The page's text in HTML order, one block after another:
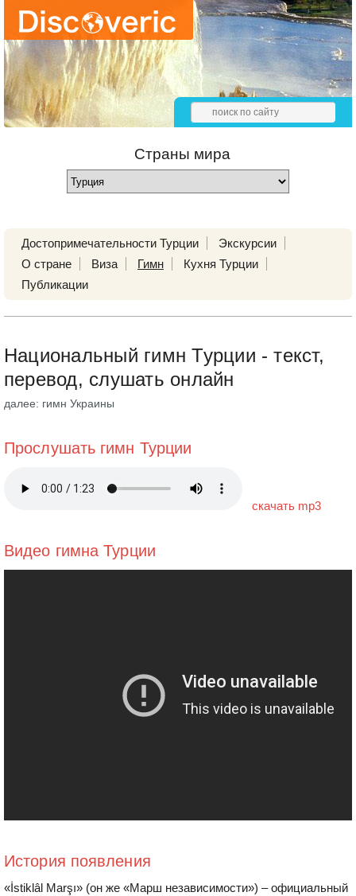
Страны мира
Достопримечательности Турции
Экскурсии
О стране
Виза Гимн
Кухня Турции
Публикации
Национальный гимн Турции - текст,
перевод, слушать онлайн
далее: гимн Украины
Прослушать гимн Турции
скачать mp3
Видео гимна Турции
История появления
«İstiklâl Marşı» (он же «Марш независимости») – официальный